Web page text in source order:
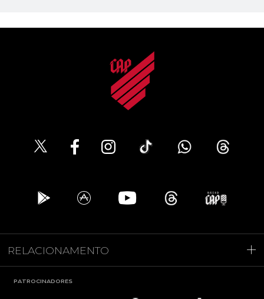
RELACIONAMENTO
PATROCINADORES